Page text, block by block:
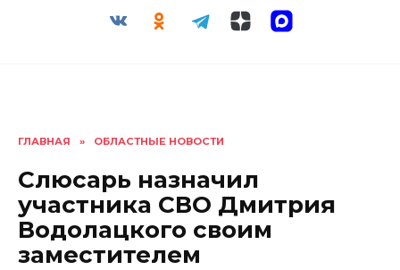
ГЛАВНАЯ » ОБЛАСТНЫЕ НОВОСТИ
Слюсарь назначил
участника СВО Дмитрия
Водолацкого своим
заместителем